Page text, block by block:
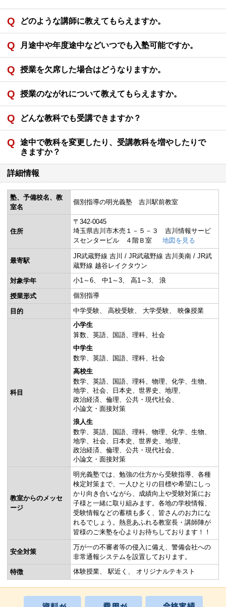
どのような講師に教えてもらえますか。
月途中や年度途中などいつでも入塾可能ですか。
授業を欠席した場合はどうなりますか。
授業のながれについて教えてもらえますか。
どんな教科でも受講できますか？
途中で教科を変更したり、受講教科を増やしたりで
きますか？
詳細情報
塾、予備校名、教
室名
個別指導の明光義塾 吉川駅前教室
住所
〒342-0045
埼玉県吉川市木売１－５－３ 吉川情報サービ
スセンタービル ４階Ｂ室
地図を見る
最寄駅
JR武蔵野線 吉川 / JR武蔵野線 吉川美南 / JR武
蔵野線 越谷レイクタウン
対象学年
小1～6 中1～3 高1～3 浪
授業形式 個別指導
目的 中学受験 高校受験 大学受験 映像授業
科目
小学生
算数
英語 国語 理科
社会
中学生
数学
英語 国語 理科
社会
高校生
数学
英語 国語 理科 物理 化学
生物
地学
社会 日本史 世界史
地理
政治経済
倫理
公共・現代社会
小論文・面接対策
浪人生
数学
英語 国語 理科 物理 化学
生物
地学
社会 日本史 世界史
地理
政治経済
倫理
公共・現代社会
小論文・面接対策
教室からのメッセ
ージ
明光義塾では、勉強の仕方から受験指導、各種
検定対策まで、一人ひとりの目標や希望にしっ
かり向き合いながら、成績向上や受験対策にお
子様と一緒に取り組みます。各地の学校情報、
受験情報などの蓄積も多く、皆さんのお力にな
れるでしょう。熱意あふれる教室長・講師陣が
皆様のご来塾を心よりお待ちしております！！
安全対策
万が一の不審者等の侵入に備え、警備会社への
非常通報システムを設置しております。
特徴
体験授業 駅近く オリジナルテキスト